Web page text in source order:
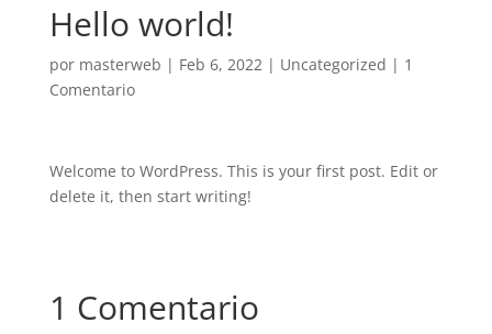
Hello world!
por masterweb | Feb 6, 2022| Uncategorized | 1
Comentario
Welcome to WordPress. This is your first post. Edit or
delete it, then start writing!
1 Comentario